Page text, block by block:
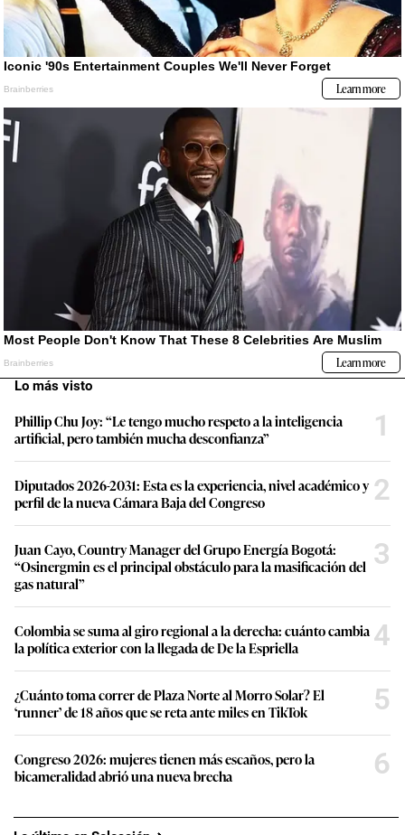
Lo más visto
Phillip Chu Joy: “Le tengo mucho respeto a la inteligencia
artificial, pero también mucha desconfianza”
1
Diputados 2026-2031: Esta es la experiencia, nivel académico y
perfil de la nueva Cámara Baja del Congreso
2
Juan Cayo, Country Manager del Grupo Energía Bogotá:
“Osinergmin es el principal obstáculo para la masificación del
gas natural”
3
Colombia se suma al giro regional a la derecha: cuánto cambia
la política exterior con la llegada de De la Espriella
4
¿Cuánto toma correr de Plaza Norte al Morro Solar? El
‘runner’ de 18 años que se reta ante miles en TikTok
5
Congreso 2026: mujeres tienen más escaños, pero la
bicameralidad abrió una nueva brecha
6